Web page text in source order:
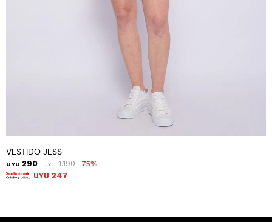
VESTIDO JESS
UYU 290 UYU 1.190 75
UYU 247